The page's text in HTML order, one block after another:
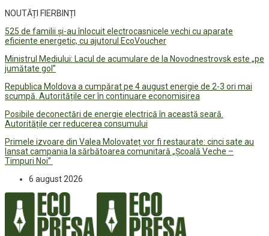
NOUTĂȚI FIERBINȚI
525 de familii și-au înlocuit electrocasnicele vechi cu aparate
eficiente energetic, cu ajutorul EcoVoucher
Ministrul Mediului: Lacul de acumulare de la Novodnestrovsk este „pe
jumătate gol”
Republica Moldova a cumpărat pe 4 august energie de 2-3 ori mai
scumpă. Autoritățile cer în continuare economisirea
Posibile deconectări de energie electrică în această seară.
Autoritățile cer reducerea consumului
Primele izvoare din Valea Molovateț vor fi restaurate: cinci sate au
lansat campania la sărbătoarea comunitară „Școală Veche –
Timpuri Noi”
6 august 2026